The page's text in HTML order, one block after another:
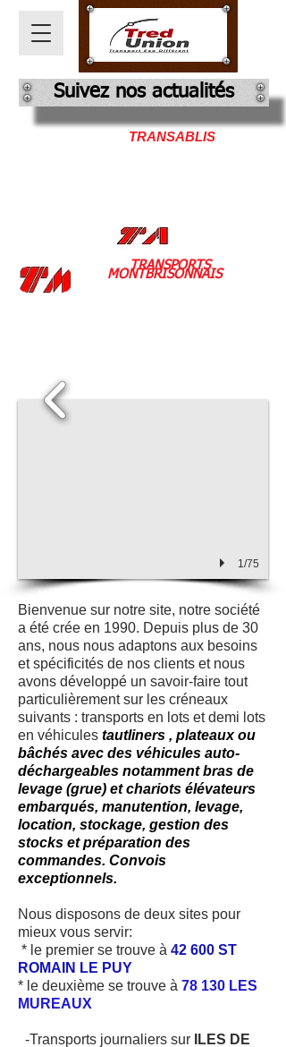
TRANSPORTS
MONTBRISONNAIS
Suivez nos actualités
TRANSABLIS
1/75
Bienvenue sur notre site, notre société
a été crée en 1990. Depuis plus de 30
ans, nous nous adaptons aux besoins
et spécificités de nos clients et nous
avons développé un savoir-faire tout
particulièrement sur les créneaux
suivants : transports en lots et demi lots
en véhicules tautliners , plateaux ou
bâchés avec des véhicules auto-
déchargeables notamment bras de
levage (grue) et chariots élévateurs
embarqués, manutention, levage,
location, stockage, gestion des
stocks et préparation des
commandes. Convois
exceptionnels.
Nous disposons de deux sites pour
mieux vous servir:
* le premier se trouve à 42 600 ST
ROMAIN LE PUY
* le deuxième se trouve à 78 130 LES
MUREAUX
-Transports journaliers sur ILES DE